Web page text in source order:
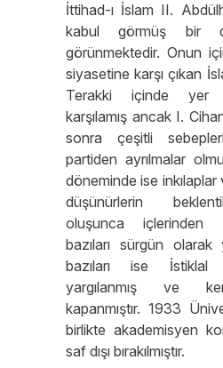
İttihad-ı İslam II.
kabul görmüş bir
görünmektedir. Onun
siyasetine karşı çıkan
Terakki içinde yer
karşılamış ancak I.
sonra çeşitli
partiden ayrılmalar
döneminde ise inkılaplar
düşünürlerin
oluşunca içlerinden
bazıları sürgün olarak
bazıları ise İstiklal
yargılanmış ve
kapanmıştır. 1933
birlikte akademisyen
saf dışı bırakılmıştır.